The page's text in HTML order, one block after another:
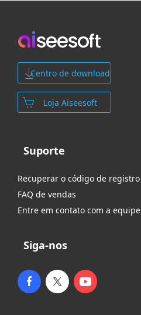
Centro de download
Loja Aiseesoft
Suporte
Recuperar o código de registro
FAQ de vendas
Entre em contato com a
Siga-nos